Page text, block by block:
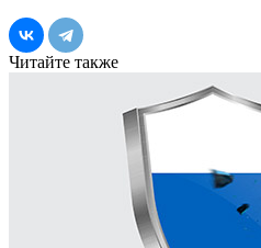
Читайте также